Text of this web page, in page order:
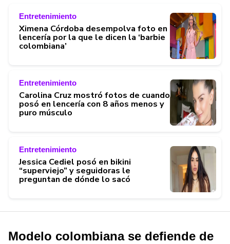
Entretenimiento
Ximena Córdoba desempolva foto en
lencería por la que le dicen la ‘barbie
colombiana’
Entretenimiento
Carolina Cruz mostró fotos de cuando
posó en lencería con 8 años menos y
puro músculo
Entretenimiento
Jessica Cediel posó en bikini
“superviejo” y seguidoras le
preguntan de dónde lo sacó
Modelo colombiana se defiende de